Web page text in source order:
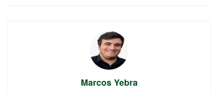
Marcos Yebra